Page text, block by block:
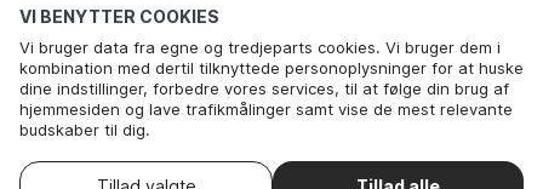
VI BENYTTER COOKIES
Vi bruger data fra egne og tredjeparts cookies. Vi bruger dem i
kombination med dertil tilknyttede personoplysninger for at huske
dine indstillinger, forbedre vores services, til at følge din brug af
hjemmesiden og lave trafikmålinger samt vise de mest relevante
budskaber til dig.
hvilke af vores valgfrie cookies du vil acceptere.
Gæster 2 Gæster
Vælg ankomstdato